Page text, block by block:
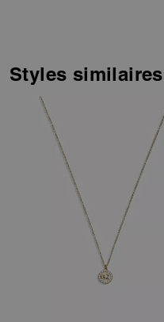
Styles similaires